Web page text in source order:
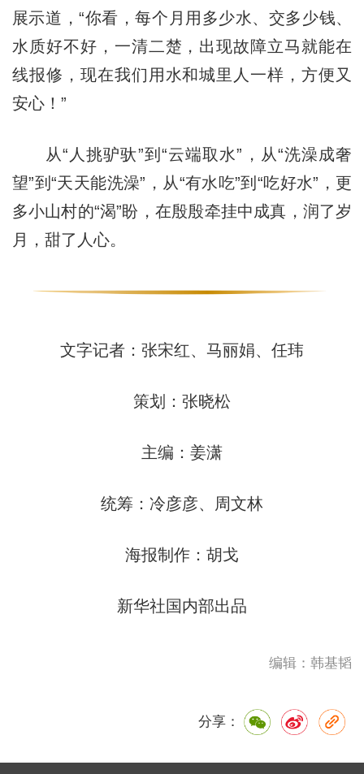
展示道，“你看，每个月用多少水、交多少钱、
水质好不好，一清二楚，出现故障立马就能在
线报修，现在我们用水和城里人一样，方便又
安心！”
从“人挑驴驮”到“云端取水”，从“洗澡成奢
望”到“天天能洗澡”，从“有水吃”到“吃好水”，更
多小山村的“渴”盼，在殷殷牵挂中成真，润了岁
月，甜了人心。
文字记者：张宋红、马丽娟、任玮
策划：张晓松
主编：姜潇
统筹：冷彦彦、周文林
海报制作：胡戈
新华社国内部出品
编辑：韩基韬
分享：